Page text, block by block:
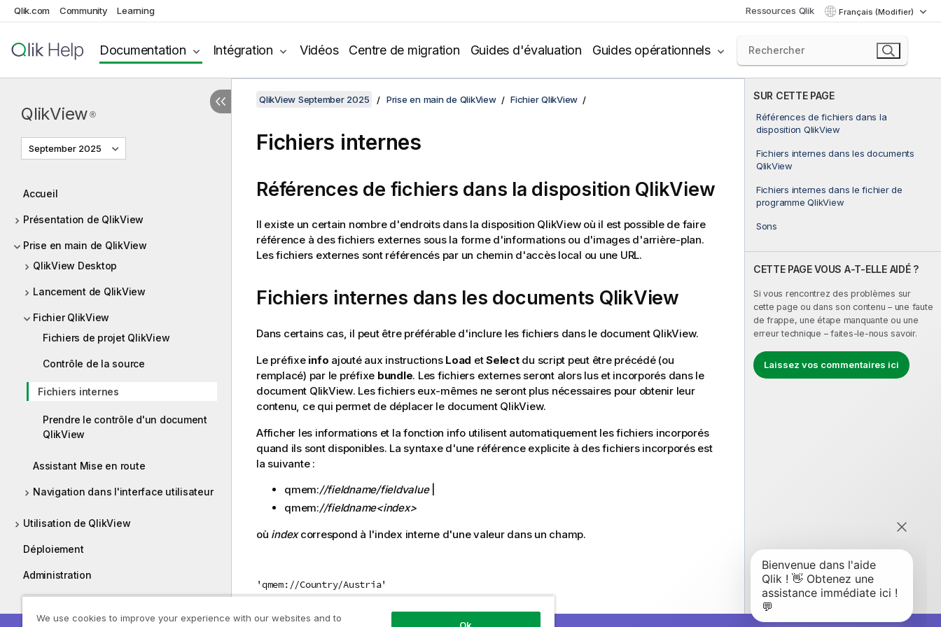
Qlik.com Community Learning Ressources Qlik Français (Modifier)
Documentation Intégration Vidéos Centre de migration Guides d'évaluation Guides opérationnels
QlikView ®
September 2025
Accueil
Présentation de QlikView
Prise en main de QlikView
QlikView Desktop
Lancement de QlikView
Fichier QlikView
Fichiers de projet QlikView
Contrôle de la source
Fichiers internes
Prendre le contrôle d'un document
QlikView
Assistant Mise en route
Navigation dans l'interface utilisateur
Utilisation de QlikView
Déploiement
Administration
Didacticiels
SUR CETTE PAGE
Références de fichiers dans la
disposition QlikView
Fichiers internes dans les documents
QlikView
Fichiers internes dans le fichier de
programme QlikView
Sons
CETTE PAGE VOUS A-T-ELLE AIDÉ ?
Si vous rencontrez des problèmes sur
cette page ou dans son contenu – une faute
de frappe, une étape manquante ou une
erreur technique – faites-le-nous savoir.
Laissez vos commentaires ici
QlikView September 2025 Prise en main de QlikView Fichier QlikView
Fichiers internes
Références de fichiers dans la disposition QlikView
Il existe un certain nombre d'endroits dans la disposition QlikViewoù il est possible de faire
référence à des fichiers externes sous la forme d'informations ou d'images d'arrière-plan.
Les fichiers externes sont référencés par un chemin d'accès local ou une URL.
Fichiers internes dans les documents QlikView
Dans certains cas, il peut être préférable d'inclure les fichiers dans le document QlikView.
Le préfixe info ajouté aux instructions Load etSelectdu script peut être précédé (ou
remplacé) par le préfixe bundle. Les fichiers externes seront alors lus et incorporés dans le
document QlikView. Les fichiers eux-mêmes ne seront plus nécessaires pour obtenir leur
contenu, ce qui permet de déplacer le document QlikView.
Afficher les informations et la fonction info utilisent automatiquement les fichiers incorporés
quand ils sont disponibles. La syntaxe d'une référence explicite à des fichiers incorporés est
la suivante :
qmem://fieldname/fieldvalue|
qmem://fieldname<index>
où indexcorrespond à l'index interne d'une valeur dans un champ.
'qmem://Country/Austria'
We use cookies to improve your experience with our websites and to